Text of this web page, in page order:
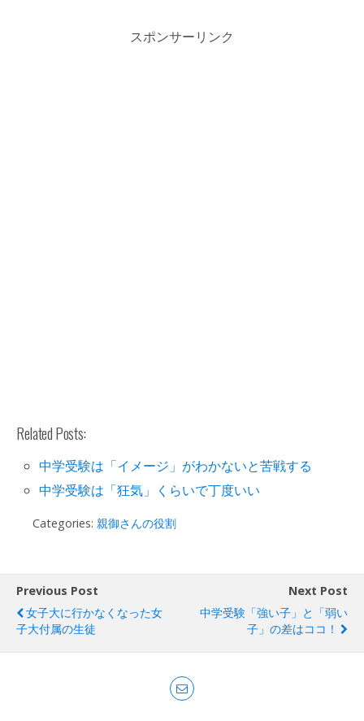
スポンサーリンク
Related Posts:
中学受験は「イメージ」がわかないと苦戦する
中学受験は「狂気」くらいで丁度いい
Categories: 親御さんの役割
Previous Post
女子大に行かなくなった女
子大付属の生徒
Next Post
中学受験「強い子」と「弱い
子」の差はココ！